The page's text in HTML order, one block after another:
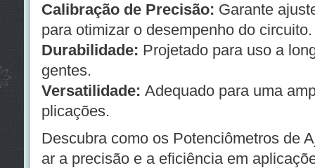
Calibração de Precisão: Garante
para otimizar o desempenho do circuito.
Durabilidade: Projetado para uso a
gentes.
Versatilidade: Adequado para uma
plicações.
Descubra como os Potenciômetros de
ar a precisão e a eficiência em